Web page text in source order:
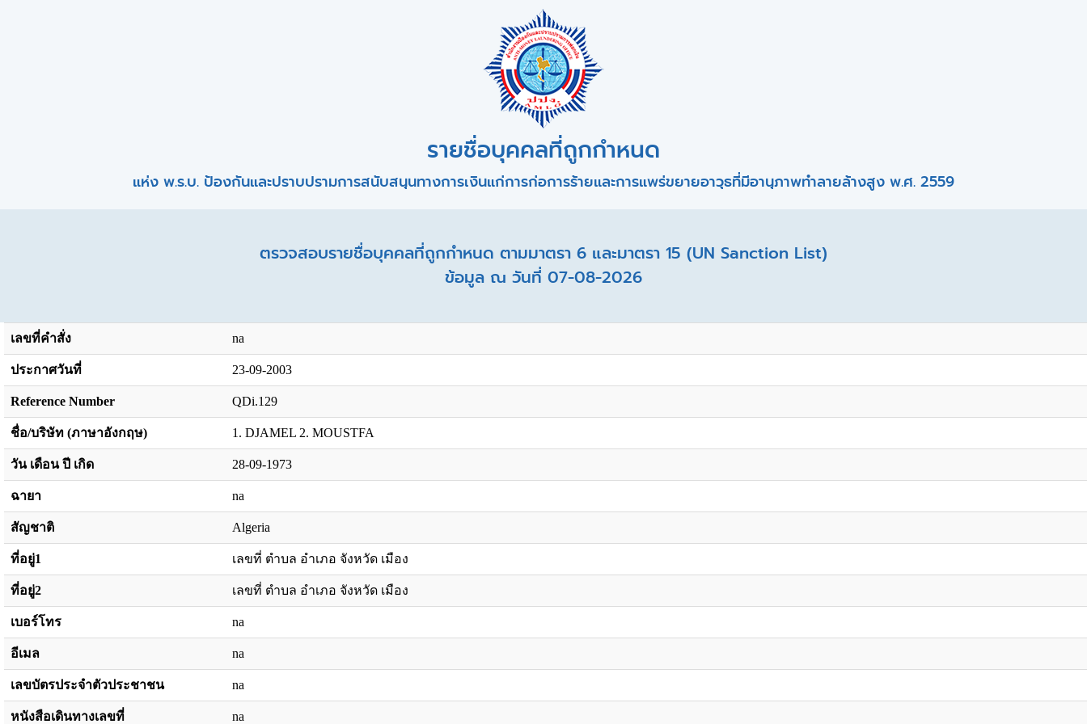
รายชื่อบุคคลที่ถูกกำหนด
แห่ง พ.ร.บ. ป้องกันและปราบปรามการสนับสนุนทางการเงินแก่การก่อการร้ายและการแพร่ขยายอาวุธที่มีอานุภาพทำลายล้างสูง พ.ศ. 2559
ตรวจสอบรายชื่อบุคคลที่ถูกกำหนด ตามมาตรา 6 และมาตรา 15 (UN Sanction List)
ข้อมูล ณ วันที่ 07-08-2026
เลขที่คำสั่ง na
ประกาศวันที่ 23-09-2003
Reference Number QDi.129
ชื่อ/บริษัท (ภาษาอังกฤษ) 1. DJAMEL 2. MOUSTFA
วัน เดือน ปี เกิด 28-09-1973
ฉายา na
สัญชาติ Algeria
ที่อยู่1 เลขที่ ตำบล อำเภอ จังหวัด เมือง
ที่อยู่2 เลขที่ ตำบล อำเภอ จังหวัด เมือง
เบอร์โทร na
อีเมล na
เลขบัตรประจำตัวประชาชน na
หนังสือเดินทางเลขที่ na